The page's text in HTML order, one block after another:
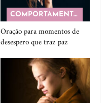
COMPORTAMENTO
Oração para momentos de
desespero que traz paz